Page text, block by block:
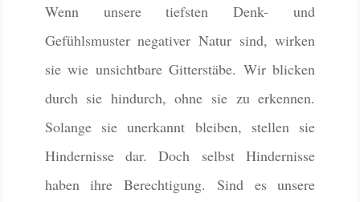
Wenn unsere tiefsten Denk- und
Gefühlsmuster negativer Natur sind, wirken
sie wie unsichtbare Gitterstäbe. Wir blicken
durch sie hindurch, ohne sie zu erkennen.
Solange sie unerkannt bleiben, stellen sie
Hindernisse dar. Doch selbst Hindernisse
haben ihre Berechtigung. Sind es unsere